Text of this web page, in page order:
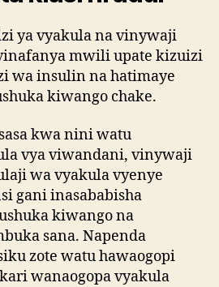
ya vyakula na vinywaji
mwili upate kizuizi
wa insulin na hatimaye
kiwango chake.
kwa nini watu
vya viwandani, vinywaji
wa vyakula vyenye
gani inasababisha
kiwango na
sana. Napenda
zote watu hawaogopi
wanaogopa vyakula